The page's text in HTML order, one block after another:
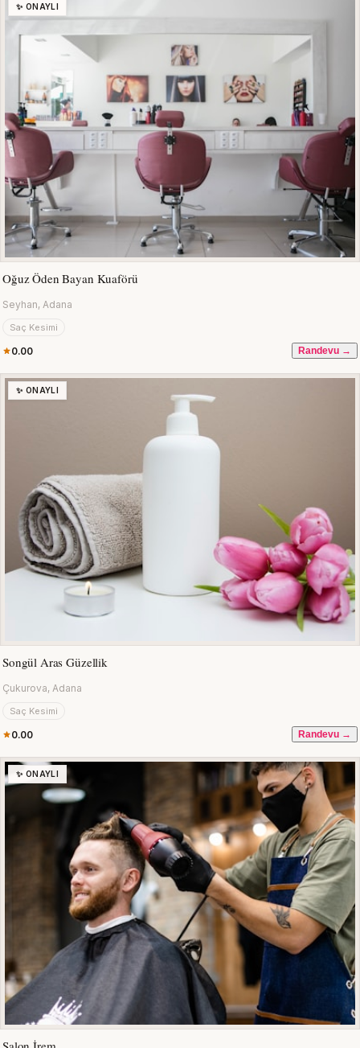
✨ ONAYLI
Oğuz Öden Bayan Kuaförü
Seyhan, Adana
Saç Kesimi
0.00 Randevu →
✨ ONAYLI
Songül Aras Güzellik
Çukurova, Adana
Saç Kesimi
0.00 Randevu →
✨ ONAYLI